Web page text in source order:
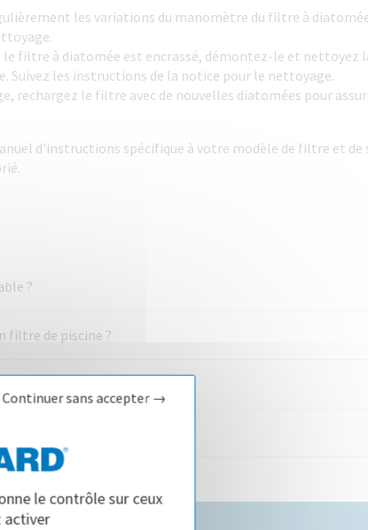
les variations du manomètre du filtre à
le filtre à diatomée est encrassé, démontez-le et nettoyez
Suivez les instructions de la notice pour le nettoyage.
rechargez le filtre avec de nouvelles diatomées pour
d'instructions spécifique à votre modèle de filtre et de
?
filtre de piscine ?
le contrôle sur ceux
activer
Continuer sans accepter →